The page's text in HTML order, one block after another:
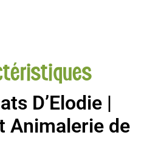
D’Elodie |
Animalerie de